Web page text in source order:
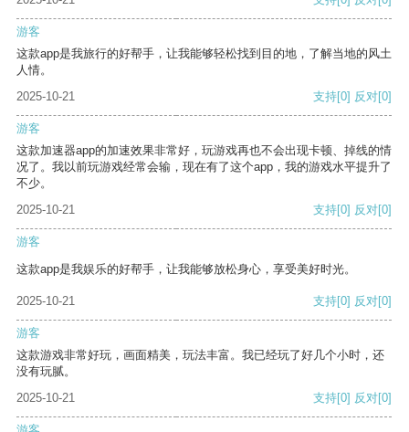
游客
这款app是我旅行的好帮手，让我能够轻松找到目的地，了解当地的风土
人情。
2025-10-21
支持[0] 反对[0]
游客
这款加速器app的加速效果非常好，玩游戏再也不会出现卡顿、掉线的情
况了。我以前玩游戏经常会输，现在有了这个app，我的游戏水平提升了
不少。
2025-10-21
支持[0] 反对[0]
游客
这款app是我娱乐的好帮手，让我能够放松身心，享受美好时光。
2025-10-21 支持[0] 反对[0]
游客
这款游戏非常好玩，画面精美，玩法丰富。我已经玩了好几个小时，还
没有玩腻。
2025-10-21
支持[0] 反对[0]